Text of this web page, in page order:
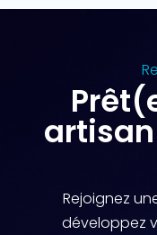
Rejoignez
développez